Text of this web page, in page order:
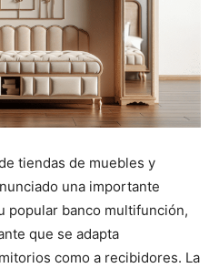
tiendas de muebles y
una importante
popular banco multifunción,
que se adapta
como a recibidores. La